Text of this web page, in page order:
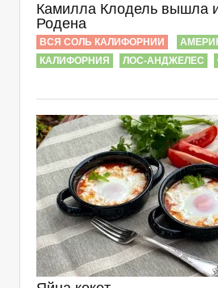
Камилла Клодель вышла
Родена
ВСЯ СОЛЬ КАЛИФОРНИИ
КАЛИФОРНИЯ
ЛОС-АНДЖЕЛЕС